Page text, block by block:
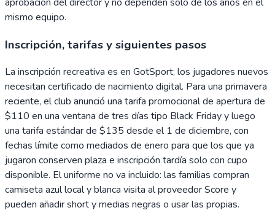
mismo equipo.
Inscripción, tarifas y siguientes pasos
La inscripción recreativa es en GotSport; los jugadores nuevos
necesitan certificado de nacimiento digital. Para una primavera
reciente, el club anunció una tarifa promocional de apertura de
$110 en una ventana de tres días tipo Black Friday y luego
una tarifa estándar de $135 desde el 1 de diciembre, con
fechas límite como mediados de enero para que los que ya
jugaron conserven plaza e inscripción tardía solo con cupo
disponible. El uniforme no va incluido: las familias compran
camiseta azul local y blanca visita al proveedor Score y
pueden añadir short y medias negras o usar las propias.